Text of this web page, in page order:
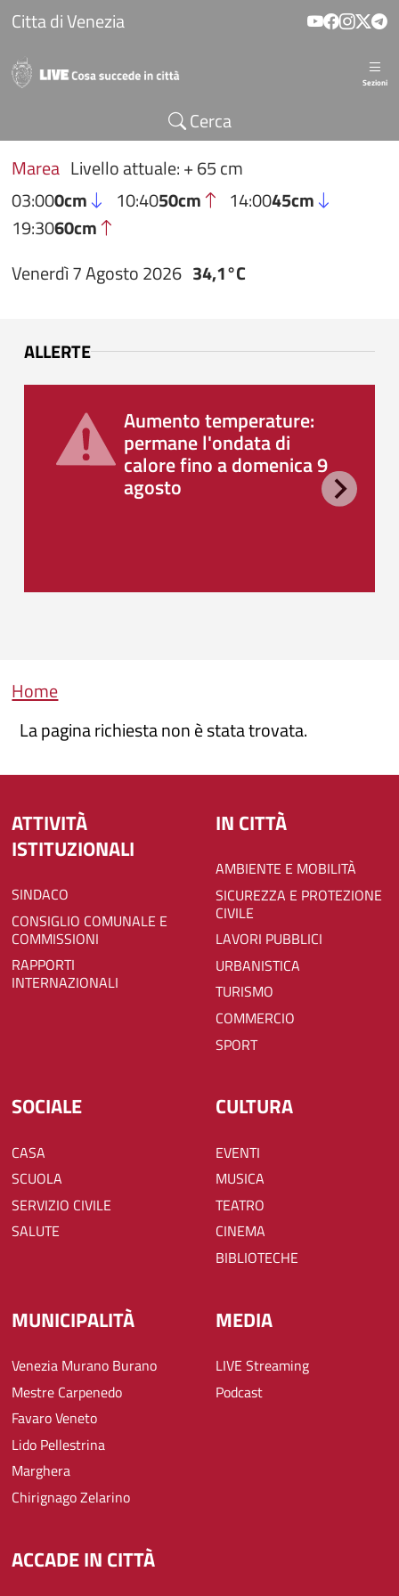
Salta al contenuto principale
Citta di Venezia
Sezioni
Cerca
Marea Livello attuale: + 65 cm
03:000cm 10:4050cm 14:0045cm
19:3060cm
Venerdì 7 Agosto 2026 34,1°C
ALLERTE
Aumento temperature:
permane l'ondata di
calore fino a domenica 9
agosto
Briciole di pane
Home
La pagina richiesta non è stata trovata.
ATTIVITÀ
ISTITUZIONALI
SINDACO
CONSIGLIO COMUNALE E
COMMISSIONI
RAPPORTI
INTERNAZIONALI
IN CITTÀ
AMBIENTE E MOBILITÀ
SICUREZZA E PROTEZIONE
CIVILE
LAVORI PUBBLICI
URBANISTICA
TURISMO
COMMERCIO
SPORT
SOCIALE
CASA
SCUOLA
SERVIZIO CIVILE
SALUTE
CULTURA
EVENTI
MUSICA
TEATRO
CINEMA
BIBLIOTECHE
MUNICIPALITÀ
Venezia Murano Burano
Mestre Carpenedo
Favaro Veneto
Lido Pellestrina
Marghera
Chirignago Zelarino
MEDIA
LIVE Streaming
Podcast
ACCADE IN CITTÀ